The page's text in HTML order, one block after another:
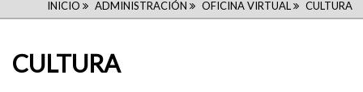
RUTA
INICIO ADMINISTRACIÓN OFICINA VIRTUAL CULTURA
CULTURA